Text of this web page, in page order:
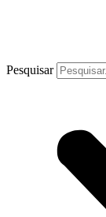
Pesquisar